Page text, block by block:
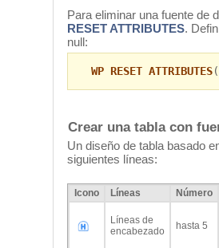
Para eliminar una fuente de
RESET ATTRIBUTES.
null:
WP RESET ATTRIBUTES(
Crear una tabla con
Un diseño de tabla basado
siguientes líneas:
Icono Líneas Número
Líneas de
encabezado
hasta 5